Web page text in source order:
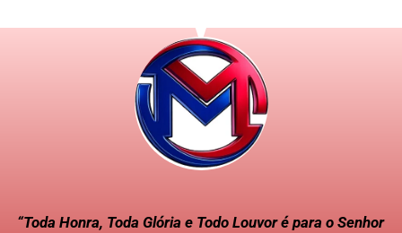
“Toda Honra, Toda Glória e Todo Louvor é para o Senhor